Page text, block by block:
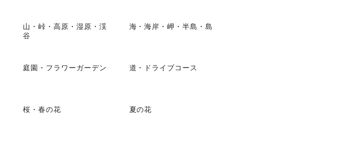
山・峠・高原・湿原・渓
谷
海・海岸・岬・半島・島
庭園・フラワーガーデン 道・ドライブコース
桜・春の花 夏の花